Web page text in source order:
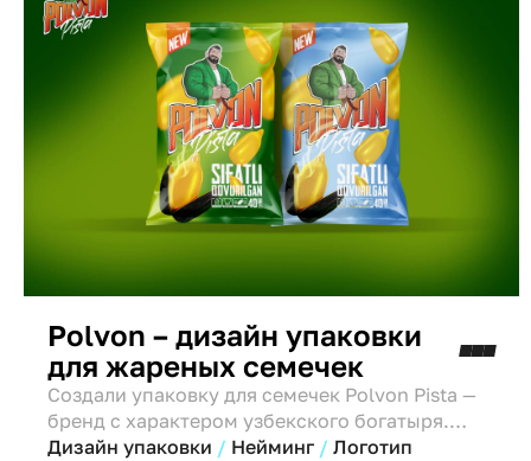
Polvon – дизайн упаковки
для жареных семечек
Создали упаковку для семечек Polvon Pista —
бренд с характером узбекского богатыря.
Этничный стиль, яркий дизайн и сильная
Дизайн упаковки Нейминг Логотип